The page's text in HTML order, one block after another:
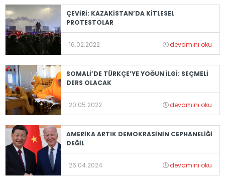
ÇEVİRİ: KAZAKİSTAN’DA KİTLESEL
PROTESTOLAR
16.02.2022 devamını oku
SOMALİ’DE TÜRKÇE’YE YOĞUN İLGİ: SEÇMELİ
DERS OLACAK
20.05.2022 devamını oku
AMERİKA ARTIK DEMOKRASİNİN CEPHANELİĞİ
DEĞİL
26.04.2024 devamını oku